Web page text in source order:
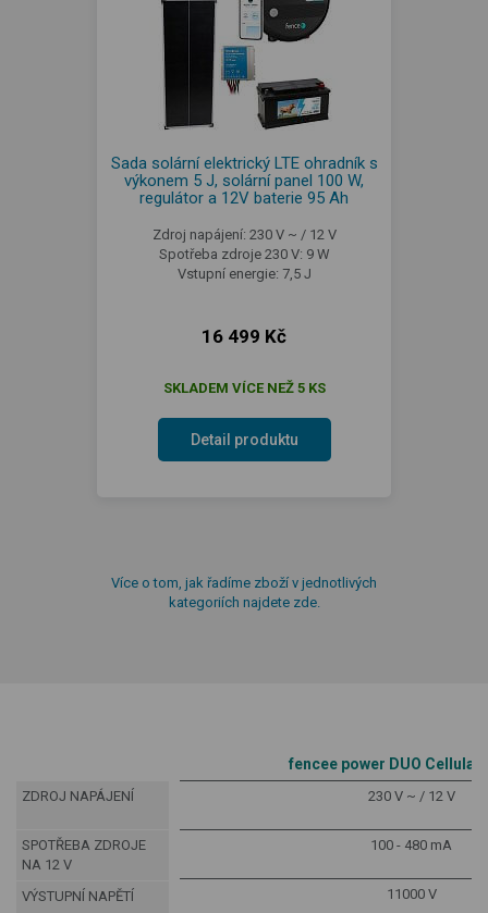
Sada solární elektrický LTE ohradník s
výkonem 5 J, solární panel 100 W,
regulátor a 12V baterie 95 Ah
Zdroj napájení: 230 V ~ / 12 V
Spotřeba zdroje 230 V: 9 W
Vstupní energie: 7,5 J
16 499 Kč
SKLADEM VÍCE NEŽ 5 KS
Detail produktu
Více o tom, jak řadíme zboží v jednotlivých
kategoriích najdete zde.
ZDROJ NAPÁJENÍ
SPOTŘEBA ZDROJE
NA 12 V
VÝSTUPNÍ NAPĚTÍ
fencee power DUO Cellular
230 V ~ / 12 V
100 - 480 mA
11000 V